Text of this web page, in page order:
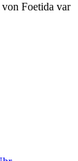
Foetida var